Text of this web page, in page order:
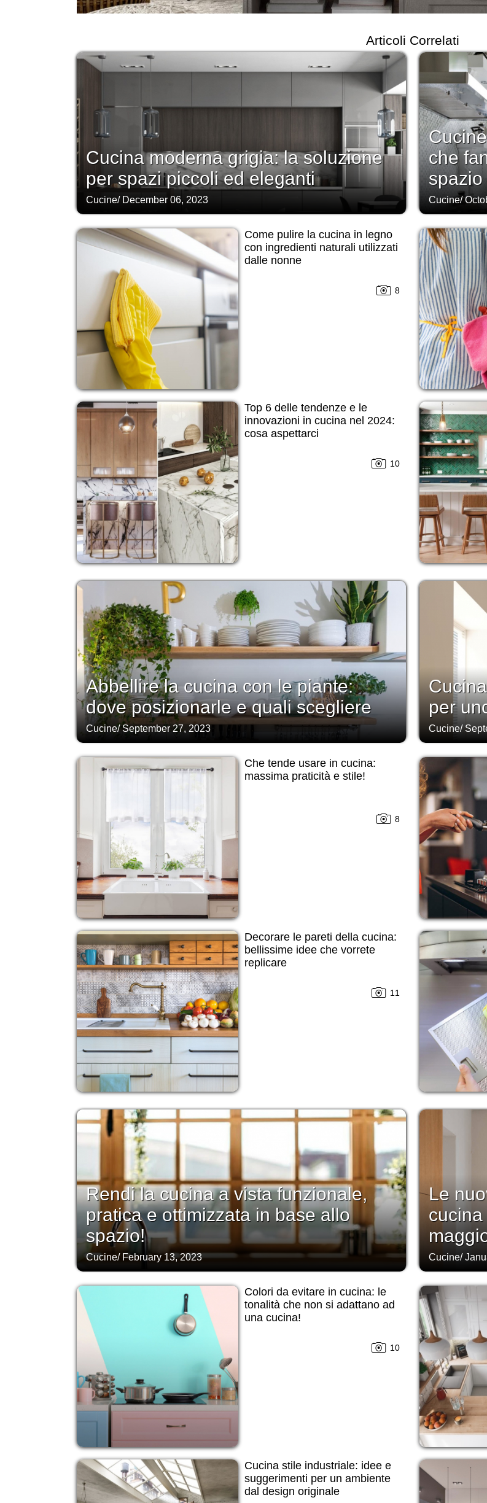
Articoli Correlati
Cucina moderna grigia: la soluzione
per spazi piccoli ed eleganti
Cucine/ December 06, 2023
che
spazio
Cucine/
Come pulire la cucina in legno
con ingredienti naturali utilizzati
dalle nonne
8
Top 6 delle tendenze e le
innovazioni in cucina nel 2024:
cosa aspettarci
10
Abbellire la cucina con le piante:
dove posizionarle e quali scegliere
Cucine/September 27, 2023
per
Cucine/
Che tende usare in cucina:
massima praticità e stile!
8
Decorare le pareti della cucina:
bellissime idee che vorrete
replicare
11
Rendi la cucina a vista funzionale,
pratica e ottimizzata in base allo
spazio!
Cucine/ February 13, 2023
Le
Cucine/
Colori da evitare in cucina: le
tonalità che non si adattano ad
una cucina!
10
Cucina stile industriale: idee e
suggerimenti per un ambiente
dal design originale